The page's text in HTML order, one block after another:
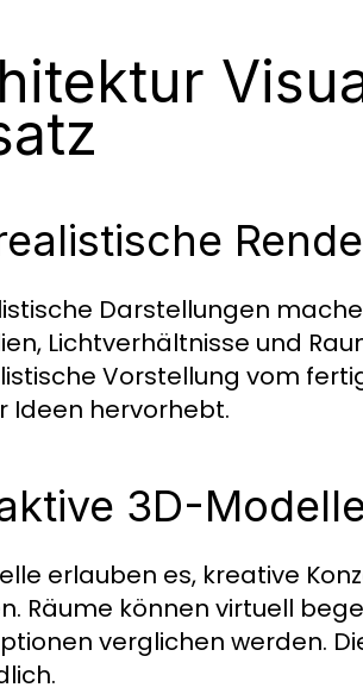
Darstellungen
Lichtverhältnisse und
Vorstellung vom
Ideen hervorhebt.
3D-
erlauben es, kreative
Räume können virtuell
verglichen werden.